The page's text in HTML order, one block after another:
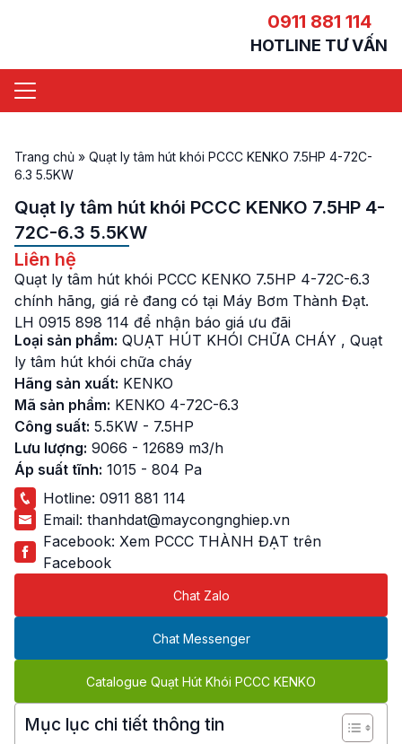
0911 881 114
HOTLINE TƯ VẤN
Trang chủ » Quạt ly tâm hút khói PCCC KENKO 7.5HP 4-72C-
6.3 5.5KW
Quạt ly tâm hút khói PCCC KENKO 7.5HP 4-
72C-6.3 5.5KW
Liên hệ
Quạt ly tâm hút khói PCCC KENKO 7.5HP 4-72C-6.3
chính hãng, giá rẻ đang có tại Máy Bơm Thành Đạt.
LH 0915 898 114 để nhận báo giá ưu đãi
Loại sản phẩm: QUẠT HÚT KHÓI CHỮA CHÁY , Quạt
ly tâm hút khói chữa cháy
Hãng sản xuất: KENKO
Mã sản phẩm: KENKO 4-72C-6.3
Công suất: 5.5KW - 7.5HP
Lưu lượng: 9066 - 12689 m3/h
Áp suất tĩnh: 1015 - 804 Pa
Hotline: 0911 881 114
Email: thanhdat@maycongnghiep.vn
Facebook: Xem PCCC THÀNH ĐẠT trên
Facebook
Chat Zalo
Chat Messenger
Catalogue Quạt Hút Khói PCCC KENKO
Mục lục chi tiết thông tin